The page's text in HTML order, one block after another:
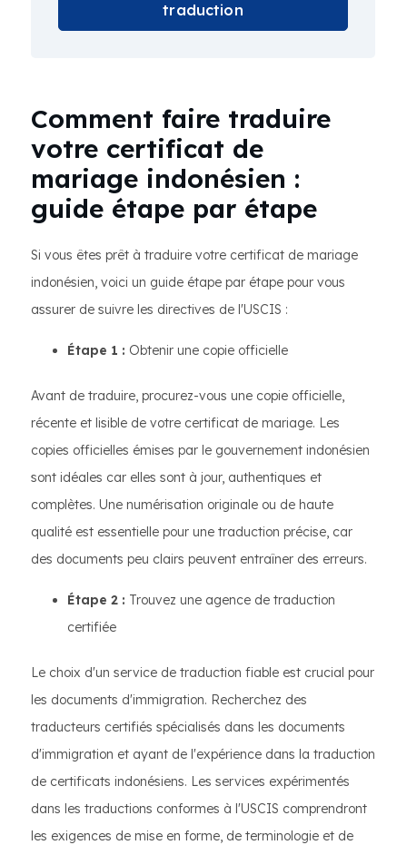
traduction
Comment faire traduire
votre certificat de
mariage indonésien :
guide étape par étape
Si vous êtes prêt à traduire votre certificat de mariage
indonésien, voici un guide étape par étape pour vous
assurer de suivre les directives de l'USCIS :
Étape 1 : Obtenir une copie officielle
Avant de traduire, procurez-vous une copie officielle,
récente et lisible de votre certificat de mariage. Les
copies officielles émises par le gouvernement indonésien
sont idéales car elles sont à jour, authentiques et
complètes. Une numérisation originale ou de haute
qualité est essentielle pour une traduction précise, car
des documents peu clairs peuvent entraîner des erreurs.
Étape 2 : Trouvez une agence de traduction
certifiée
Le choix d'un service de traduction fiable est crucial pour
les documents d'immigration. Recherchez des
traducteurs certifiés spécialisés dans les documents
d'immigration et ayant de l'expérience dans la traduction
de certificats indonésiens. Les services expérimentés
dans les traductions conformes à l'USCIS comprendront
les exigences de mise en forme, de terminologie et de